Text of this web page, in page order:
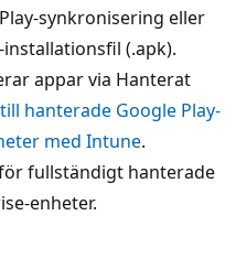
synkronisering eller
(.apk).
appar via Hanterat
hanterade Google Play-
med Intune.
fullständigt hanterade
enheter.